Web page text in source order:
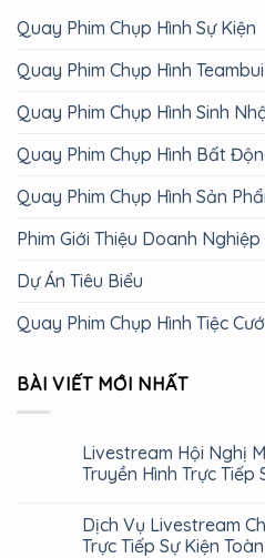
Quay Phim Chụp Hình Sự Kiện
Quay Phim Chụp Hình
Quay Phim Chụp Hình Sinh
Quay Phim Chụp Hình Bất
Quay Phim Chụp Hình Sản
Phim Giới Thiệu Doanh Nghiệp
Dự Án Tiêu Biểu
Quay Phim Chụp Hình Tiệc
BÀI VIẾT MỚI NHẤT
Livestream Hội Nghị
Truyền Hình Trực Tiếp
Dịch Vụ Livestream
Trực Tiếp Sự Kiện